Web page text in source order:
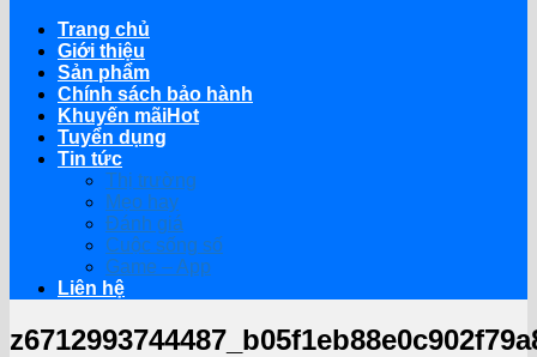
Trang chủ
Giới thiệu
Sản phẩm
Chính sách bảo hành
Khuyến mãi
Tuyển dụng
Tin tức
Thị trường
Mẹo hay
Đánh giá
Cuộc sống số
Game – App
Liên hệ